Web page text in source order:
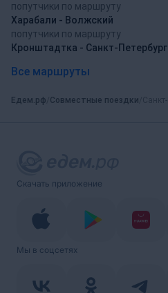
попутчики по маршруту
Харабали - Волжский
попутчики по маршруту
Кронштадтка - Санкт-Петербург
Все маршруты
Едем.рф Совместные поездки
Скачать приложение
Мы в соцсетях